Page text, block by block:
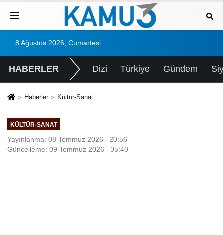
8 Ağustos 2026, Cumartesi
HABERLER Dizi Türkiye Gündem
Haberler Kültür-Sanat
KÜLTÜR-SANAT
Yayınlanma: 08 Temmuz 2026 - 20:56
Güncelleme: 09 Temmuz 2026 - 05:40